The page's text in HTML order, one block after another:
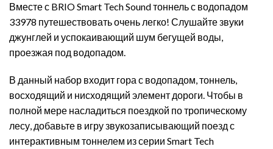
Вместе с BRIO Smart Tech Sound тоннель с водопадом
33978 путешествовать очень легко! Слушайте звуки
джунглей и успокаивающий шум бегущей воды,
проезжая под водопадом.
В данный набор входит гора с водопадом, тоннель,
восходящий и нисходящий элемент дороги. Чтобы в
полной мере насладиться поездкой по тропическому
лесу, добавьте в игру звукозаписывающий поезд с
интерактивным тоннелем из серии Smart Tech